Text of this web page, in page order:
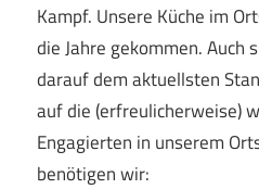
Kampf. Unsere Küche im
die Jahre gekommen. Auch
darauf dem aktuellsten
auf die (erfreulicherweise)
Engagierten in unserem
benötigen wir: